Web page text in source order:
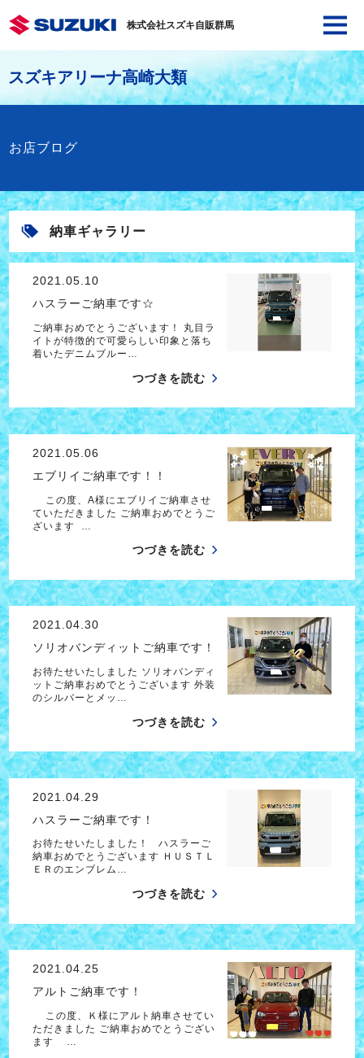
株式会社スズキ自販群馬
スズキアリーナ高崎大類
お店ブログ
納車ギャラリー
2021.05.10
ハスラーご納車です☆
ご納車おめでとうございます！ 丸目ラ
イトが特徴的で可愛らしい印象と落ち
着いたデニムブルー…
つづきを読む
2021.05.06
エブリイご納車です！！
この度、A様にエブリイご納車させ
ていただきました ご納車おめでとうご
ざいます …
つづきを読む
2021.04.30
ソリオバンディットご納車です！
お待たせいたしました ソリオバンディ
ットご納車おめでとうございます 外装
のシルバーとメッ…
つづきを読む
2021.04.29
ハスラーご納車です！
お待たせいたしました！ ハスラーご
納車おめでとうございます ＨＵＳＴＬ
ＥＲのエンブレム…
つづきを読む
2021.04.25
アルトご納車です！
この度、Ｋ様にアルト納車させてい
ただきました ご納車おめでとうござい
ます …